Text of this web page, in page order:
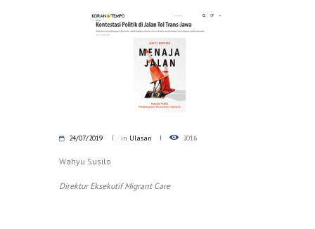
24/07/2019 in Ulasan 2016
Wahyu Susilo
Direktur Eksekutif Migrant Care